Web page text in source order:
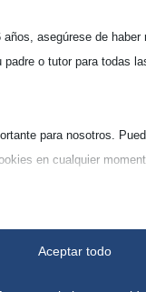
ca. 99% Cuarzo
asegúrese de haber
padre o tutor para todas
para nosotros.
en cualquier
de configuraciones a
Aceptar todo